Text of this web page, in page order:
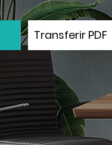
Transferir PDF